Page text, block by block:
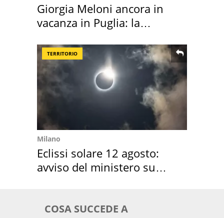
Giorgia Meloni ancora in
vacanza in Puglia: la
TERRITORIO
Milano
Eclissi solare 12 agosto:
avviso del ministero su